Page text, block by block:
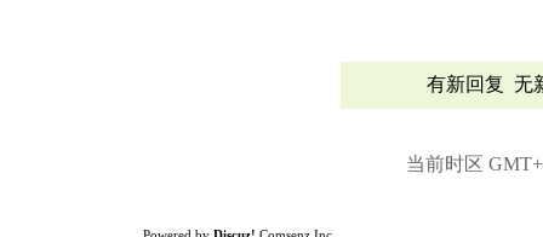
有新回复 无
当前时区